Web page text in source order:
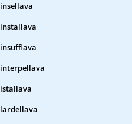
insellava
installava
insufflava
interpellava
istallava
lardellava